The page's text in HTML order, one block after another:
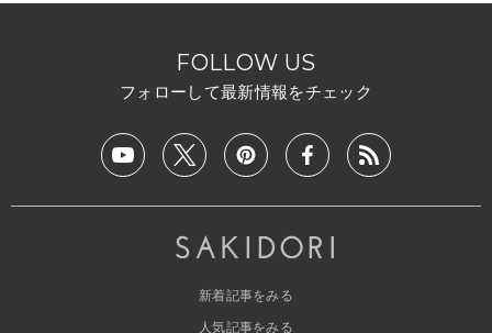
FOLLOW US
フォローして最新情報をチェック
新着記事をみる
人気記事をみる